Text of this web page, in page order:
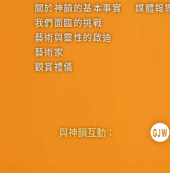
關於神韻的基本事實
我們面臨的挑戰
藝術與靈性的啟迪
藝術家
觀賞禮儀
媒體報
與神韻互動：